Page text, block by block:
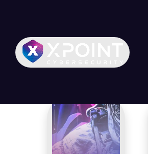
Número de artículos: 64